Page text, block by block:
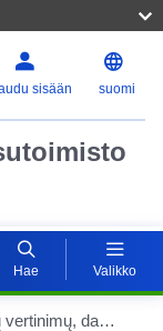
sisään suomi
Hae Valikko
15518_Ekspertinių vertinimų, dalyvaujant Europos vaistų agentūros mokslinio patarimo procedūroje Nr. 230030, pirkimas